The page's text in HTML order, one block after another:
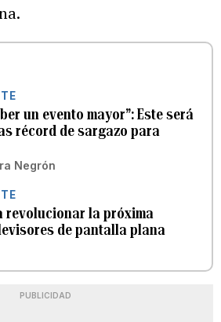
un evento mayor”: Este será
récord de sargazo para
Negrón
revolucionar la próxima
de pantalla plana
PUBLICIDAD